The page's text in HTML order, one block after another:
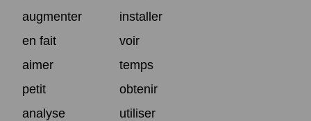
augmenter
installer
en fait
voir
aimer
temps
petit
obtenir
analyse
utiliser